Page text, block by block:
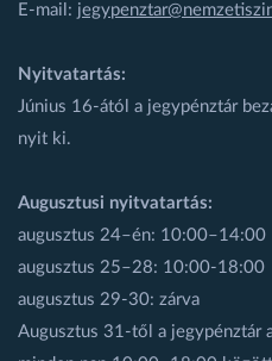
E-mail:
Nyitvatartás:
Június 16-ától a jegypénztár
nyit ki.
Augusztusi nyitvatartás:
augusztus 24–én: 10:00–14:00
augusztus 25–28: 10:00-18:00
augusztus 29-30: zárva
Augusztus 31-től a jegypénztár